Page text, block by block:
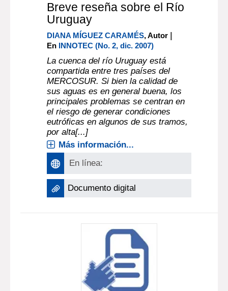
Breve reseña sobre el Río
Uruguay
DIANA MÍGUEZ CARAMÉS, Autor |
En INNOTEC (No. 2, dic. 2007)
La cuenca del río Uruguay está
compartida entre tres países del
MERCOSUR. Si bien la calidad de
sus aguas es en general buena, los
principales problemas se centran en
el riesgo de generar condiciones
eutróficas en algunos de sus tramos,
por alta[...]
Más información...
En línea:
Documento digital